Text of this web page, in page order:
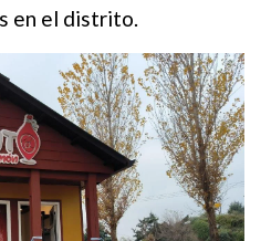
en el distrito.